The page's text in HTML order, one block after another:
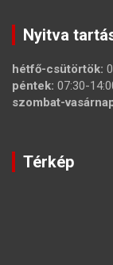
Nyitva
hétfő-csütörtök:
péntek: 07:30-
szombat-
Térkép